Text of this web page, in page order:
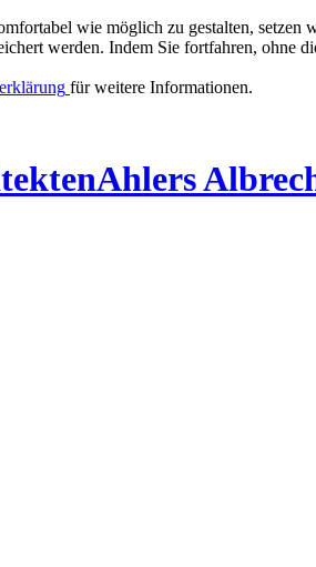
wie möglich zu gestalten,
werden. Indem Sie fortfahren,
für weitere Informationen.
Ahlers